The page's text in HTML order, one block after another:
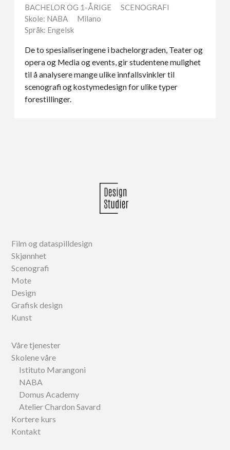
BACHELOR OG 1-ÅRIGE
SCENOGRAFI
Skole: NABA
Milano
Språk: Engelsk
De to spesialiseringene i bachelorgraden, Teater og
opera og Media og events, gir studentene mulighet
til å analysere mange ulike innfallsvinkler til
scenografi og kostymedesign for ulike typer
forestillinger.
Film og dataspilldesign
Skjønnhet
Scenografi
Mote
Design
Grafisk design
Kunst
Våre tjenester
Skolene våre
Istituto Marangoni
NABA
Domus Academy
Atelier Chardon Savard
Kortere kurs
Kontakt